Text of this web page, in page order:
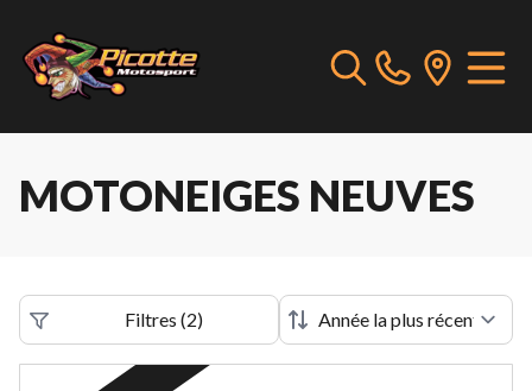
MOTONEIGES NEUVES
Filtres (2)